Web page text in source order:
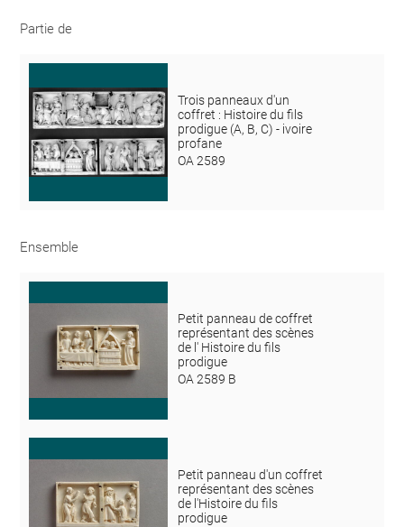
Partie de
Trois panneaux d'un
coffret : Histoire du fils
prodigue (A, B, C) - ivoire
profane
OA 2589
Ensemble
Petit panneau de coffret
représentant des scènes
de l' Histoire du fils
prodigue
OA 2589 B
Petit panneau d'un coffret
représentant des scènes
de l'Histoire du fils
prodigue